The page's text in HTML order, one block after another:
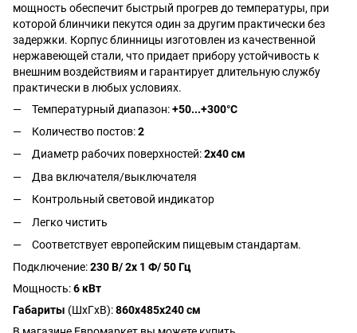
мощность обеспечит быстрый прогрев до температуры, при
которой блинчики пекутся один за другим практически без
задержки. Корпус блинницы изготовлен из качественной
нержавеющей стали, что придает прибору устойчивость к
внешним воздействиям и гарантирует длительную службу
практически в любых условиях.
Температурный диапазон:+50...+300°C
Количество постов:2
Диаметр рабочих поверхностей:2х40 см
Два включателя/выключателя
Контрольный световой индикатор
Легко чистить
Соответствует европейским пищевым стандартам.
Подключение:230 В/ 2x 1 Ф/ 50 Гц
Мощность:6 кВт
Габариты (ШxГxВ):860x485x240 см